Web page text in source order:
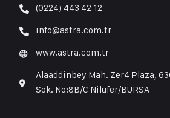
(0224) 443 42 12
info@astra.com.tr
www.astra.com.tr
Alaaddinbey Mah. Zer4 Plaza,
Sok. No:8B/C Nilüfer/BURSA